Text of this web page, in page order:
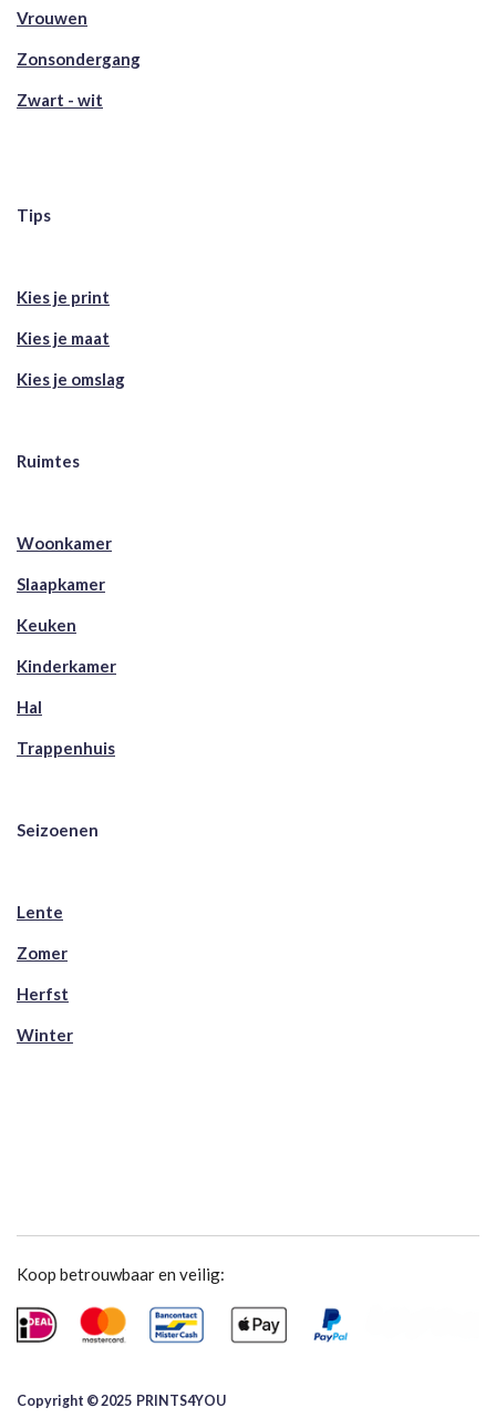
Vrouwen
Zonsondergang
Zwart - wit
Tips
Kies je print
Kies je maat
Kies je omslag
Ruimtes
Woonkamer
Slaapkamer
Keuken
Kinderkamer
Hal
Trappenhuis
Seizoenen
Lente
Zomer
Herfst
Winter
Koop betrouwbaar en veilig:
Copyright © 2025 ​PRINTS4YOU